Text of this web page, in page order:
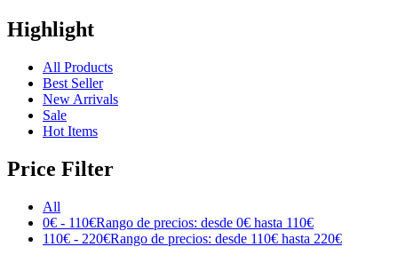
Highlight
All Products
Best Seller
New Arrivals
Sale
Hot Items
Price Filter
All
0€ - 110€Rango de precios: desde 0€ hasta 110€
110€ - 220€Rango de precios: desde 110€ hasta 220€